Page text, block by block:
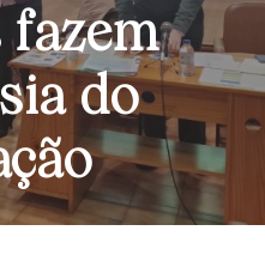
fazem
do